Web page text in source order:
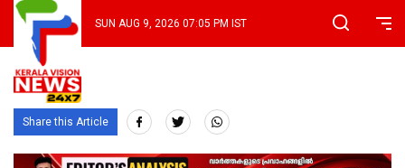
SUN AUG 9, 2026 07:05 PM IST
Share this Article